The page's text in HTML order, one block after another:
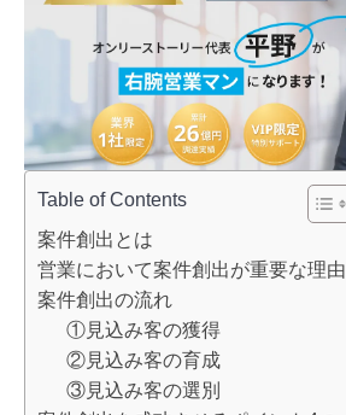
Table of Contents
案件創出とは
営業において案件創出が重要な理由
案件創出の流れ
①見込み客の獲得
②見込み客の育成
③見込み客の選別